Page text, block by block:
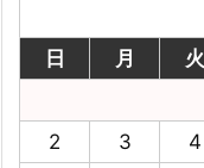
日
月 火
2
3 4